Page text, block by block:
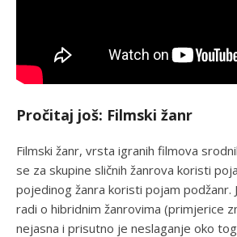
Pročitaj još: Filmski žanr
Filmski žanr, vrsta igranih filmova
se za skupine sličnih žanrova koristi
pojedinog žanra koristi pojam
radi o hibridnim žanrovima (primjerice
nejasna i prisutno je neslaganje oko